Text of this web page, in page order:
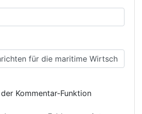
Kommentar-Funktion